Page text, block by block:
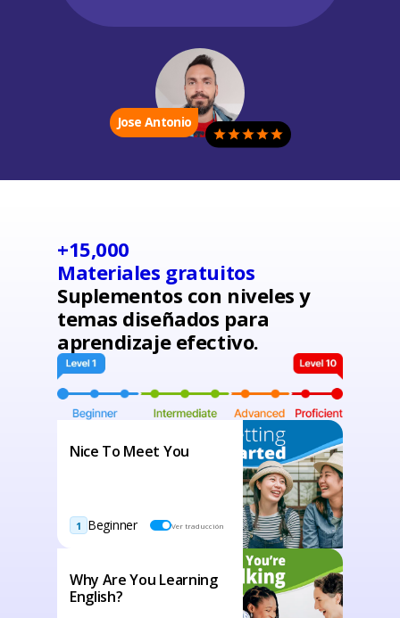
Jose Antonio
+15,000
Materiales gratuitos
Suplementos con niveles y
temas diseñados para
aprendizaje efectivo.
Nice To Meet You
1 Beginner Ver traducción
Why Are You Learning
English?